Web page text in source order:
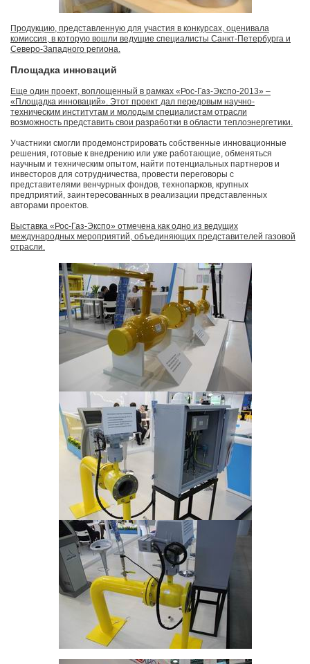
Продукцию, представленную для участия в конкурсах, оценивала
комиссия, в которую вошли ведущие специалисты Санкт-Петербурга и
Северо-Западного региона.
Площадка инноваций
Еще один проект, воплощенный в рамках «Рос-Газ-Экспо-2013» –
«Площадка инноваций». Этот проект дал передовым научно-
техническим институтам и молодым специалистам отрасли
возможность представить свои разработки в области теплоэнергетики.
Участники смогли продемонстрировать собственные инновационные
решения, готовые к внедрению или уже работающие, обменяться
научным и техническим опытом, найти потенциальных партнеров и
инвесторов для сотрудничества, провести переговоры с
представителями венчурных фондов, технопарков, крупных
предприятий, заинтересованных в реализации представленных
авторами проектов.
Выставка «Рос-Газ-Экспо» отмечена как одно из ведущих
международных мероприятий, объединяющих представителей газовой
отрасли.